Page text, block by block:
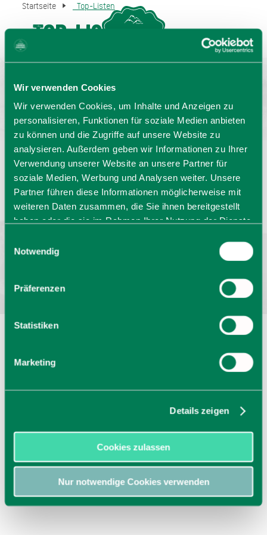
Wir verwenden Cookies
Wir verwenden Cookies, um Inhalte und Anzeigen zu
personalisieren, Funktionen für soziale Medien anbieten
zu können und die Zugriffe auf unsere Website zu
analysieren. Außerdem geben wir Informationen zu Ihrer
Verwendung unserer Website an unsere Partner für
soziale Medien, Werbung und Analysen weiter. Unsere
Partner führen diese Informationen möglicherweise mit
weiteren Daten zusammen, die Sie ihnen bereitgestellt
haben oder die sie im Rahmen Ihrer Nutzung der Dienste
Cookies, wenn Sie unsere Webseite weiterhin nutzen.
Notwendig
Präferenzen
Statistiken
Marketing
Details zeigen
Cookies zulassen
Nur notwendige Cookies verwenden
Startseite _Top-Listen
_Top-Listen
Sprache wählen:DE EN IT
Barrierefrei reisen Filmregion
Prospekte
Kontakt
Impressum
Datenschutz
Bayern - traditionell anders
GASTGEBERSUCHE